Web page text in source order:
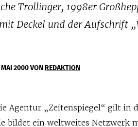
Trollinger, 1998er
Deckel und der Aufschrift
MAI 2000VON REDAKTION
Agentur „Zeitenspiegel“ gilt in
bildet ein weltweites Netzwerk